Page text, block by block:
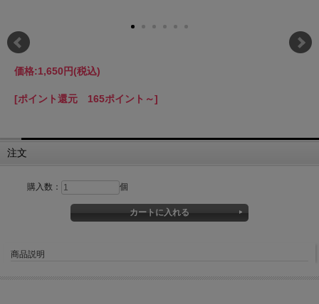
価格:1,650円(税込)
[ポイント還元 165ポイント～]
注文
購入数： 個
商品説明